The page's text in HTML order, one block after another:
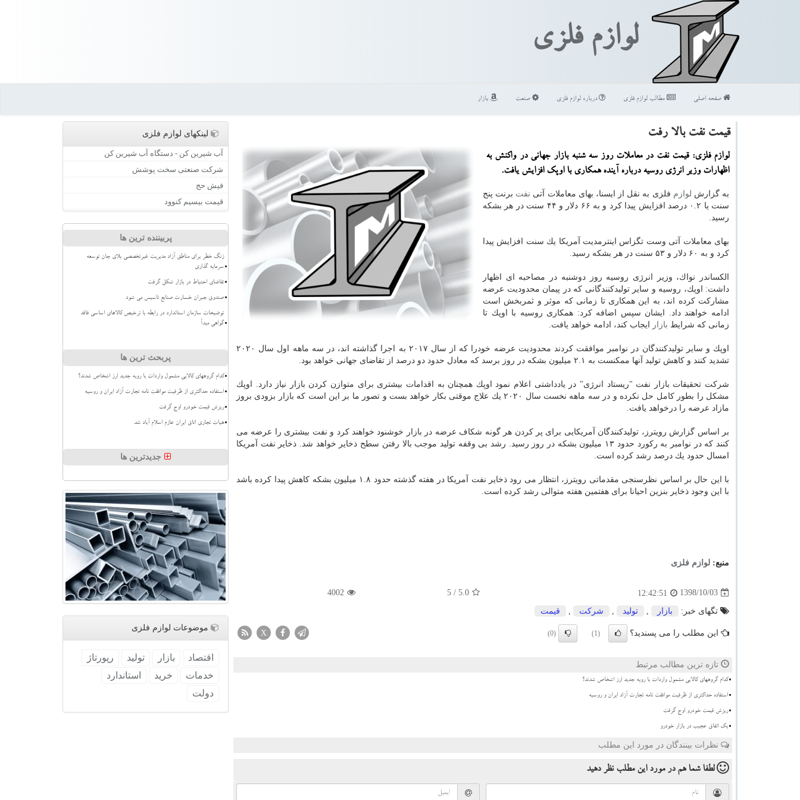
لوازم فلزی
صفحه اصلی مطالب لوازم فلزی درباره لوازم فلزی صنعت بازار
قیمت نفت بالا رفت
لوازم فلزی: قیمت نفت در معاملات روز سه شنبه بازار جهانی در واكنش به
اظهارات وزیر انرژی روسیه درباره آینده همكاری با اوپك افزایش یافت.
به گزارش لوازم فلزی به نقل از ایسنا، بهای معاملات آتی نفت برنت پنج
سنت یا ۰.۲ درصد افزایش پیدا كرد و به ۶۶ دلار و ۴۴ سنت در هر بشكه
رسید.
بهای معاملات آتی وست تگزاس اینترمدیت آمریكا یك سنت افزایش پیدا
كرد و به ۶۰ دلار و ۵۳ سنت در هر بشكه رسید.
الكساندر نواك، وزیر انرژی روسیه روز دوشنبه در مصاحبه ای اظهار
داشت: اوپك، روسیه و سایر تولیدكنندگانی كه در پیمان محدودیت عرضه
مشاركت كرده اند، به این همكاری تا زمانی كه موثر و ثمربخش است
ادامه خواهند داد. ایشان سپس اضافه كرد: همكاری روسیه با اوپك تا
زمانی كه شرایط بازار ایجاب كند، ادامه خواهد یافت.
اوپك و سایر تولیدكنندگان در نوامبر موافقت كردند محدودیت عرضه خودرا كه از سال ۲۰۱۷ به اجرا گذاشته اند، در سه ماهه اول سال ۲۰۲۰
تشدید كنند و كاهش تولید آنها ممكنست به ۲.۱ میلیون بشكه در روز برسد كه معادل حدود دو درصد از تقاضای جهانی خواهد بود.
شركت تحقیقات بازار نفت "ریستاد انرژی" در یادداشتی اعلام نمود اوپك همچنان به اقدامات بیشتری برای متوازن كردن بازار نیاز دارد. اوپك
مشكل را بطور كامل حل نكرده و در سه ماهه نخست سال ۲۰۲۰ یك علاج موقتی بكار خواهد بست و تصور ما بر این است كه بازار بزودی بروز
مازاد عرضه را درخواهد یافت.
بر اساس گزارش رویترز، تولیدكنندگان آمریكایی برای پر كردن هر گونه شكاف عرضه در بازار خوشنود خواهند كرد و نفت بیشتری را عرضه می
كنند كه در نوامبر به ركورد حدود ۱۳ میلیون بشكه در روز رسید. رشد بی وقفه تولید موجب بالا رفتن سطح ذخایر خواهد شد. ذخایر نفت آمریكا
امسال حدود یك درصد رشد كرده است.
با این حال بر اساس نظرسنجی مقدماتی رویترز، انتظار می رود ذخایر نفت آمریكا در هفته گذشته حدود ۱.۸ میلیون بشكه كاهش پیدا كرده باشد
با این وجود ذخایر بنزین احیانا برای هفتمین هفته متوالی رشد كرده است.
منبع: لوازم فلزی
1398/10/03
12:42:51
5.0
/ 5
4002
تگهای خبر: بازار تولید شركت قیمت
این مطلب را می پسندید؟ (1)
(0)
X
تازه ترین مطالب مرتبط
کدام گروههای کالایی مشمول واردات با رویه جدید ارز اشخاص شدند؟
استفاده حداکثری از ظرفیت موافقت نامه تجارت آزاد ایران و روسیه
ریزش قیمت خودرو اوج گرفت
بک اتفاق عجیب در بازار خودرو
نظرات بینندگان در مورد این مطلب
لطفا شما همدر مورد این مطلب نظر دهید
لینکهای لوازم فلزی
آب شیرین کن - دستگاه آب شیرین کن
شرکت صنعتی سخت پوشش
فیش حج
قیمت بیسیم کنوود
پربیننده ترین ها
زنگ خطر برای مناطق آزاد مدیریت غیرتخصصی بلای جان توسعه
سرمایه گذاری
تقاضای احتیاط در بازار شکل گرفت
صندوق جبران خسارت صنایع تاسیس می شود
توضیحات سازمان استاندارد در رابطه با ترخیص کالاهای اساسی فاقد
گواهی مبدأ
پربحث ترین ها
کدام گروههای کالایی مشمول واردات با رویه جدید ارز اشخاص شدند؟
استفاده حداکثری از ظرفیت موافقت نامه تجارت آزاد ایران و روسیه
ریزش قیمت خودرو اوج گرفت
هیات تجاری اتاق ایران عازم اسلام آباد شد
جدیدترین ها
موضوعات لوازم فلزی
اقتصاد بازار تولید
رپورتاژ
خدمات
خرید
استاندارد
دولت